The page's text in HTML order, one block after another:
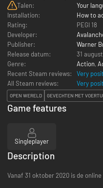
Talen:
Your
Installation:
How to
Rating:
PEGI 18
Developer:
Publisher:
Warner
Release datum:
31
Genre:
Action,
Recent Steam reviews:
Very
All Steam reviews:
Very
OPEN WERELD GEVECHTEN MET
Game features
Singleplayer
Description
Vanaf 31 oktober 2020 is de